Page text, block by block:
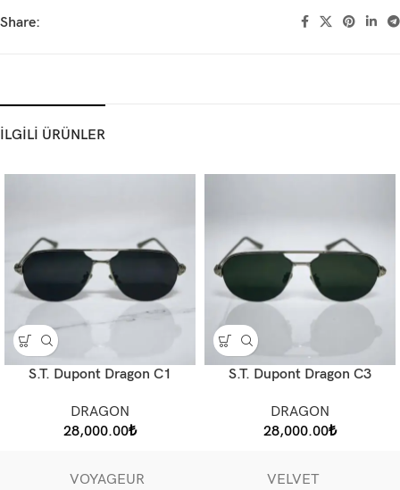
Share:
İLGİLİ ÜRÜNLER
S.T. Dupont Dragon C1
DRAGON
28,000.00₺
S.T. Dupont Dragon C3
DRAGON
28,000.00₺
VOYAGEUR VELVET